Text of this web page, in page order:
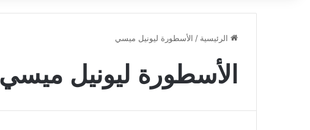
الرئيسية / الأسطورة ليونيل ميسي
الأسطورة ليونيل ميسي